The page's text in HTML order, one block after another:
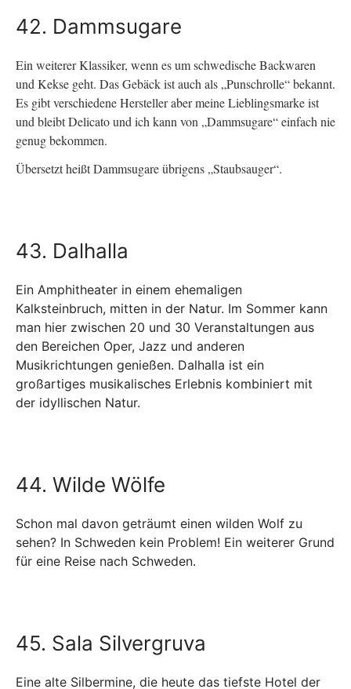
42. Dammsugare
Ein weiterer Klassiker, wenn es um schwedische Backwaren
und Kekse geht. Das Gebäck ist auch als „Punschrolle“ bekannt.
Es gibt verschiedene Hersteller aber meine Lieblingsmarke ist
und bleibt Delicato und ich kann von „Dammsugare“ einfach nie
genug bekommen.
Übersetzt heißt Dammsugare übrigens „Staubsauger“.
43. Dalhalla
Ein Amphitheater in einem ehemaligen
Kalksteinbruch, mitten in der Natur. Im Sommer kann
man hier zwischen 20 und 30 Veranstaltungen aus
den Bereichen Oper, Jazz und anderen
Musikrichtungen genießen. Dalhalla ist ein
großartiges musikalisches Erlebnis kombiniert mit
der idyllischen Natur.
44. Wilde Wölfe
Schon mal davon geträumt einen wilden Wolf zu
sehen? In Schweden kein Problem! Ein weiterer Grund
für eine Reise nach Schweden.
45. Sala Silvergruva
Eine alte Silbermine, die heute das tiefste Hotel der